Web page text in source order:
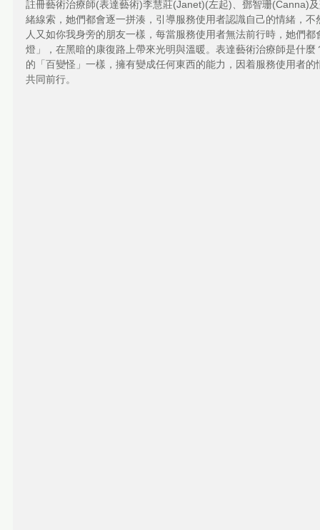
註冊藝術治療師(表達藝術)李慧莊(Janet)(左起)、鄧智珊(Canna)
緒線索，她們都會逐一拼湊，引導服務使用者認識自己的情緒，
人又如你我身旁的朋友一樣，每當服務使用者無法前行時，她們
燈」，在黑暗的康復路上帶來光明與溫暖。表達藝術治療師是什
的「百變怪」一樣，擁有變成任何東西的能力，因着服務使用者
共同前行。